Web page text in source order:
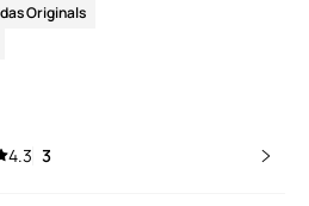
Originals
4.3 3